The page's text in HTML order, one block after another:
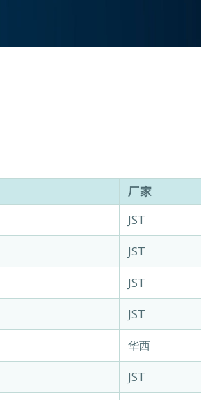
厂家
JST
JST
JST
JST
华西
JST